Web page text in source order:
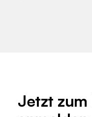
Jetzt zum